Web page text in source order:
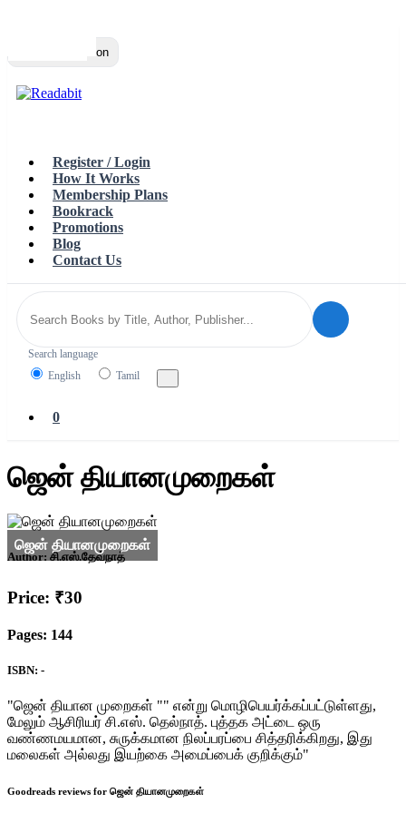
Toggle navigation
Register / Login
How It Works
Membership Plans
Bookrack
Promotions
Blog
Contact Us
Search language
English
Tamil
0
ஜென் தியானமுறைகள்
Author: சி.எஸ்.தேவ்நாத்
Price: ₹30
Pages: 144
ISBN: -
"ஜென் தியான முறைகள் "" என்று மொழிபெயர்க்கப்பட்டுள்ளது,
மேலும் ஆசிரியர் சி.எஸ். தெல்நாத். புத்தக அட்டை ஒரு
வண்ணமயமான, சுருக்கமான நிலப்பரப்பை சித்தரிக்கிறது, இது
மலைகள் அல்லது இயற்கை அமைப்பைக் குறிக்கும்"
Goodreads reviews for ஜென் தியானமுறைகள்